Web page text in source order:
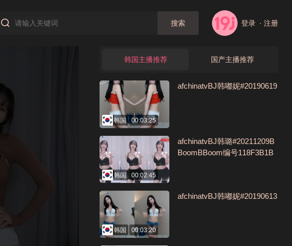
搜索 登录 · 注册
韩国主播推荐 国产主播推荐
韩国 00:03:25
afchinatvBJ韩嘟妮#20190619
韩国 00:02:45
afchinatvBJ韩璐#20211209B
BoomBBoom编号118F3B1B
韩国 00:03:20
afchinatvBJ韩嘟妮#20190613